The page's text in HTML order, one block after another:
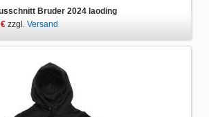
Bruder 2024 laoding
zzgl. Versand